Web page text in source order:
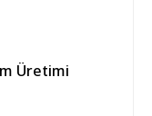
Üretimi